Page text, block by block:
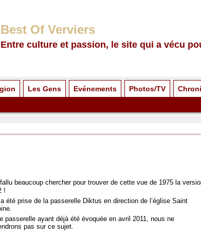
Best Of Verviers
Entre culture et passion, le site qui a vécu
Les Gens Evénements Photos/TV
fallu beaucoup chercher pour trouver de cette vue de 1975 la
!
été prise de la passerelle Diktus en direction de l’église Saint
passerelle ayant déjà été évoquée en avril 2011, nous ne
pas sur ce sujet.